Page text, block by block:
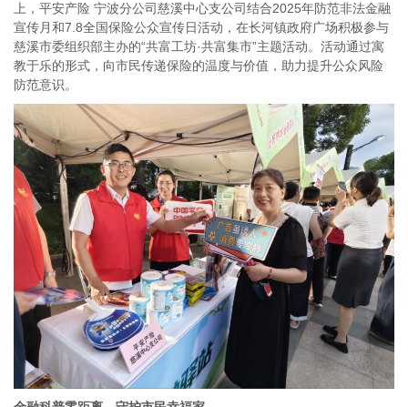
上，平安产险 宁波分公司慈溪中心支公司结合2025年防范非法金融
宣传月和7.8全国保险公众宣传日活动，在长河镇政府广场积极参与
慈溪市委组织部主办的“共富工坊·共富集市”主题活动。活动通过寓
教于乐的形式，向市民传递保险的温度与价值，助力提升公众风险
防范意识。